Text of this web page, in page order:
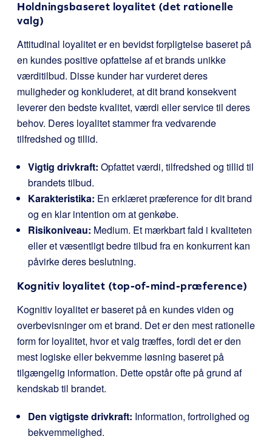
Holdningsbaseret loyalitet (det rationelle
valg)
Attitudinal loyalitet er en bevidst forpligtelse baseret på
en kundes positive opfattelse af et brands unikke
værditilbud. Disse kunder har vurderet deres
muligheder og konkluderet, at dit brand konsekvent
leverer den bedste kvalitet, værdi eller service til deres
behov. Deres loyalitet stammer fra vedvarende
tilfredshed og tillid.
Vigtig drivkraft: Opfattet værdi, tilfredshed og tillid til
brandets tilbud.
Karakteristika: En erklæret præference for dit brand
og en klar intention om at genkøbe.
Risikoniveau: Medium. Et mærkbart fald i kvaliteten
eller et væsentligt bedre tilbud fra en konkurrent kan
påvirke deres beslutning.
Kognitiv loyalitet (top-of-mind-præference)
Kognitiv loyalitet er baseret på en kundes viden og
overbevisninger om et brand. Det er den mest rationelle
form for loyalitet, hvor et valg træffes, fordi det er den
mest logiske eller bekvemme løsning baseret på
tilgængelig information. Dette opstår ofte på grund af
kendskab til brandet.
Den vigtigste drivkraft: Information, fortrolighed og
bekvemmelighed.